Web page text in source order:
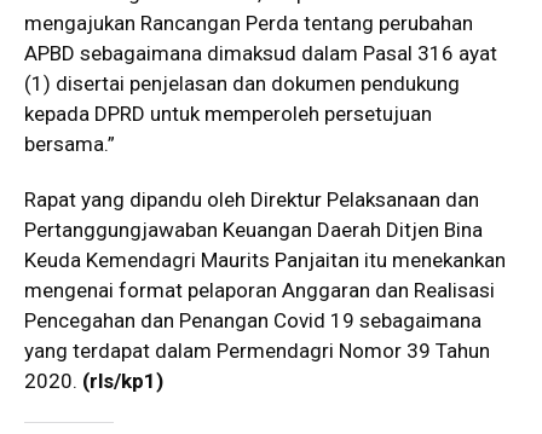
mengajukan Rancangan Perda tentang perubahan
APBD sebagaimana dimaksud dalam Pasal 316 ayat
(1) disertai penjelasan dan dokumen pendukung
kepada DPRD untuk memperoleh persetujuan
bersama.”
Rapat yang dipandu oleh Direktur Pelaksanaan dan
Pertanggungjawaban Keuangan Daerah Ditjen Bina
Keuda Kemendagri Maurits Panjaitan itu menekankan
mengenai format pelaporan Anggaran dan Realisasi
Pencegahan dan Penangan Covid 19 sebagaimana
yang terdapat dalam Permendagri Nomor 39 Tahun
2020. (rls/kp1)